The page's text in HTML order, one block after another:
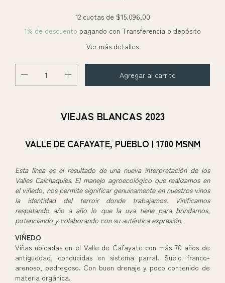
12 cuotas de $15.096,00
1% de descuento pagando con Transferencia o depósito
Ver más detalles
VIEJAS BLANCAS 2023
VALLE DE CAFAYATE, PUEBLO | 1700 MSNM
Esta línea es el resultado de una nueva interpretación de los
Valles Calchaquíes. El manejo agroecológico que realizamos en
el viñedo, nos permite significar genuinamente en nuestros vinos
la identidad del terroir donde trabajamos. Vinificamos
respetando año a año lo que la uva tiene para brindarnos,
potenciando y colaborando con su auténtica expresión.
VIÑEDO
Viñas ubicadas en el Valle de Cafayate con más 70 años de
antigüedad, conducidas en sistema parral. Suelo franco-
arenoso, pedregoso. Con buen drenaje y poco contenido de
materia orgánica.